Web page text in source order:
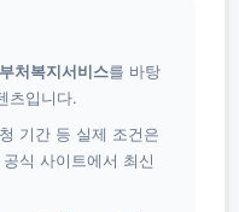
처복지서비스를 바탕
츠입니다.
기간 등 실제 조건은
식 사이트에서 최신